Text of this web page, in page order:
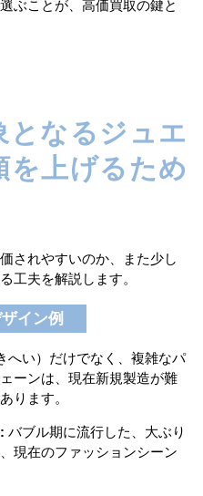
ぶことが、高価買取の鍵と
となるジュエ
を上げるため
されやすいのか、また少し
工夫を解説します。
イン例
へい）だけでなく、複雑なパ
ーンは、現在新規製造が難
ります。
バブル期に流行した、大ぶり
現在のファッションシーン